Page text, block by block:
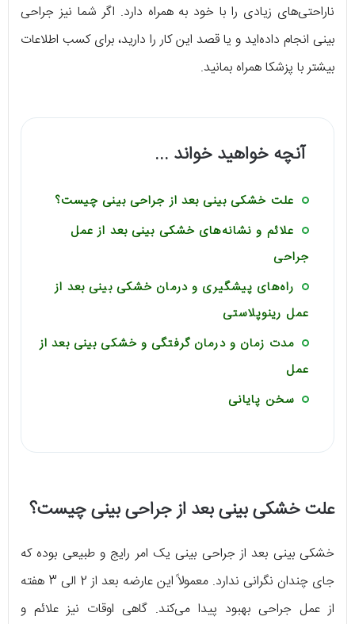
ناراحتی‌های زیادی را با خود به همراه دارد. اگر شما نیز جراحی
بینی انجام داده‌اید و یا قصد این کار را دارید، برای کسب اطلاعات
بیشتر با پزشکا همراه بمانید.
آنچه خواهید خواند ...
علت خشکی بینی بعد از جراحی بینی چیست؟
علائم و نشانه‌های خشکی بینی بعد از عمل
جراحی
راه‌های پیشگیری و درمان خشکی بینی بعد از
عمل رینوپلاستی
مدت زمان و درمان گرفتگی و خشکی بینی بعد از
عمل
سخن پایانی
علت خشکی بینی بعد از جراحی بینی چیست؟
خشکی بینی بعد از جراحی بینی یک امر رایج و طبیعی بوده که
جای چندان نگرانی ندارد. معمولاً این عارضه بعد از 2 الی 3 هفته
از عمل جراحی بهبود پیدا می‌کند. گاهی اوقات نیز علائم و